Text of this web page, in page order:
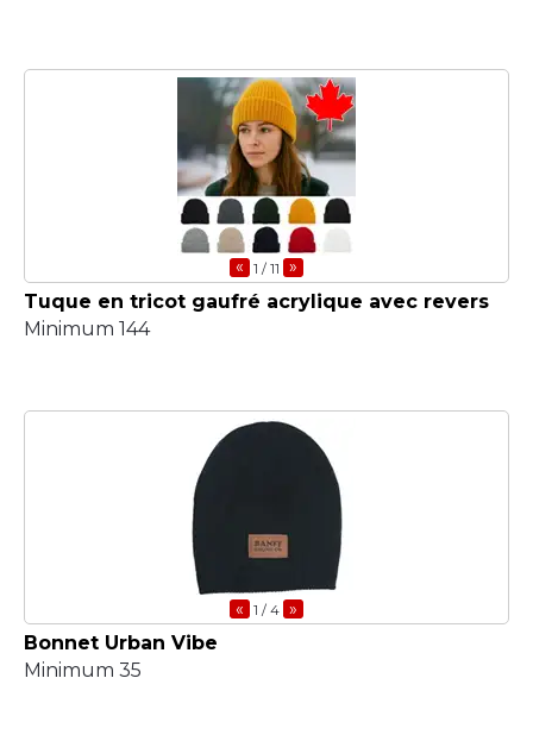
« 1 / 11 »
Tuque en tricot gaufré acrylique avec revers
Minimum 144
« 1 / 4 »
Bonnet Urban Vibe
Minimum 35